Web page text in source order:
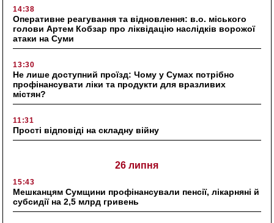
14:38
Оперативне реагування та відновлення: в.о. міського
голови Артем Кобзар про ліквідацію наслідків ворожої
атаки на Суми
13:30
Не лише доступний проїзд: Чому у Сумах потрібно
профінансувати ліки та продукти для вразливих
містян?
11:31
Прості відповіді на складну війну
26 липня
15:43
Мешканцям Сумщини профінансували пенсії, лікарняні й
субсидії на 2,5 млрд гривень